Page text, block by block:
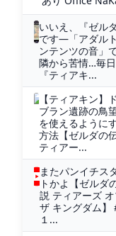
いいえ、『ゼルダ
です―「アダル
ンテンツの音」
隣から苦情…毎日
『ティアキ...
【ティアキン】
ブラン遺跡の鳥
を使えるように
方法【ゼルダの
ティアー...
またパンイチス
トかよ【ゼルダ
説 ティアーズ
ザ キングダム】
１...